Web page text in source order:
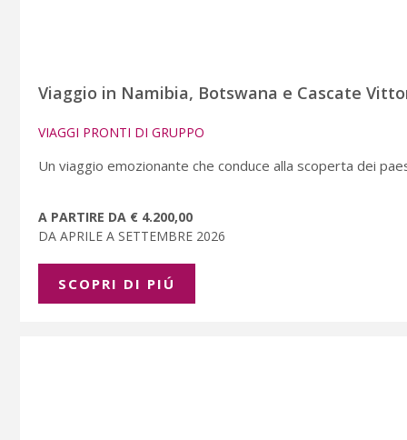
Viaggio in Namibia, Botswana e Cascate
VIAGGI PRONTI DI GRUPPO
Un viaggio emozionante che conduce alla scoperta dei
A PARTIRE DA € 4.200,00
DA APRILE A SETTEMBRE 2026
SCOPRI DI PIÚ